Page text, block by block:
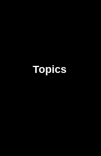
Topics